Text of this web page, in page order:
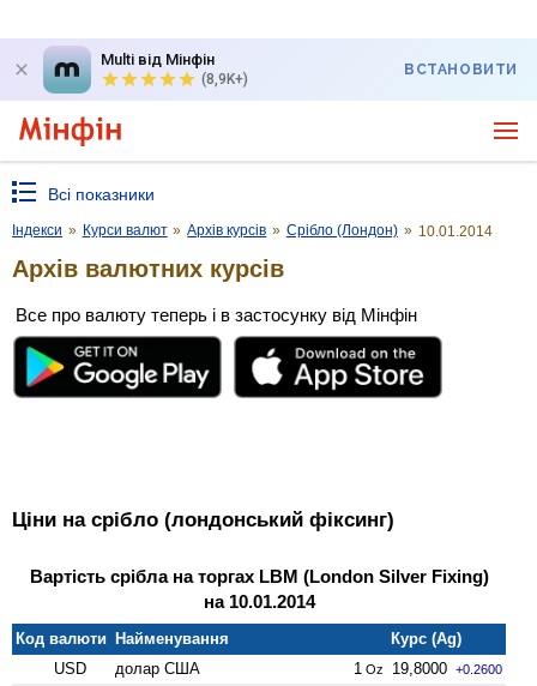
Multi від Мінфін
(8,9K+)
ВСТАНОВИТИ
Всі показники
Індекси » Курси валют » Архів курсів » Срібло (Лондон) » 10.01.2014
Архів валютних курсів
Все про валюту теперь і в застосунку від Мінфін
Ціни на срібло (лондонський фіксинг)
Вартість срібла на торгах LBM (London Silver Fixing)
на 10.01.2014
Код валюти Найменування
Курс (Ag)
USD
долар США 1 Oz 19,8000 +0.2600